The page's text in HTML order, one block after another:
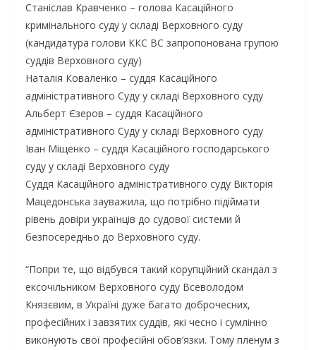
Станіслав Кравченко – голова Касаційного
кримінального суду у складі Верховного суду
(кандидатура голови ККС ВС запропонована групою
суддів Верховного суду)
Наталія Коваленко – суддя Касаційного
адміністративного Суду у складі Верховного суду
Альберт Єзеров – суддя Касаційного
адміністративного Суду у складі Верховного суду
Іван Міщенко – суддя Касаційного господарського
суду у складі Верховного суду
Суддя Касаційного адміністративного суду Вікторія
Мацедонська зауважила, що потрібно підіймати
рівень довіри українців до судової системи й
безпосередньо до Верховного суду.
“Попри те, що відбувся такий корупційний скандал з
ексочільником Верховного суду Всеволодом
Князєвим, в Україні дуже багато доброчесних,
професійних і завзятих суддів, які чесно і сумлінно
виконують свої професійні обов’язки. Тому пленум з